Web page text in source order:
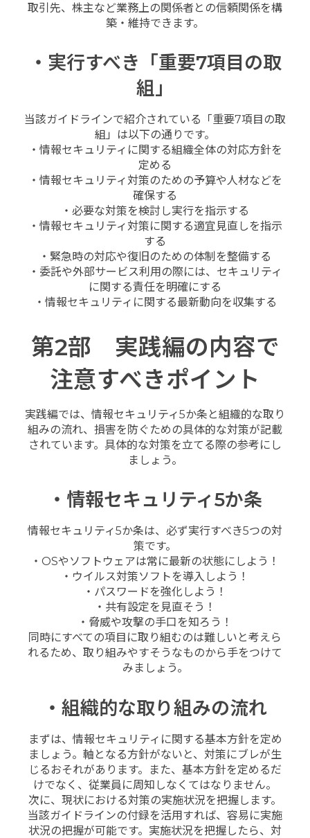
取引先、株主など業務上の関係者との信頼関係を構
築・維持できます。
・実行すべき「重要7項目の取
組」
当該ガイドラインで紹介されている「重要7項目の取
組」は以下の通りです。
・情報セキュリティに関する組織全体の対応方針を
定める
・情報セキュリティ対策のための予算や人材などを
確保する
・必要な対策を検討し実行を指示する
・情報セキュリティ対策に関する適宜見直しを指示
する
・緊急時の対応や復旧のための体制を整備する
・委託や外部サービス利用の際には、セキュリティ
に関する責任を明確にする
・情報セキュリティに関する最新動向を収集する
第2部 実践編の内容で
注意すべきポイント
実践編では、情報セキュリティ5か条と組織的な取り
組みの流れ、損害を防ぐための具体的な対策が記載
されています。具体的な対策を立てる際の参考にし
ましょう。
・情報セキュリティ5か条
情報セキュリティ5か条は、必ず実行すべき5つの対
策です。
・OSやソフトウェアは常に最新の状態にしよう！
・ウイルス対策ソフトを導入しよう！
・パスワードを強化しよう！
・共有設定を見直そう！
・脅威や攻撃の手口を知ろう！
同時にすべての項目に取り組むのは難しいと考えら
れるため、取り組みやすそうなものから手をつけて
みましょう。
・組織的な取り組みの流れ
まずは、情報セキュリティに関する基本方針を定め
ましょう。軸となる方針がないと、対策にブレが生
じるおそれがあります。また、基本方針を定めるだ
けでなく、従業員に周知しなくてはなりません。
次に、現状における対策の実施状況を把握します。
当該ガイドラインの付録を活用すれば、容易に実施
状況の把握が可能です。実施状況を把握したら、対